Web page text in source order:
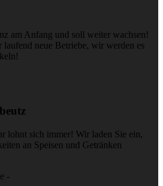
am Anfang und soll weiter wachsen!
neue Betriebe, wir werden es
lohnt sich immer! Wir laden Sie ein,
an Speisen und Getränken
-